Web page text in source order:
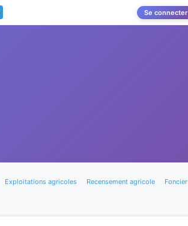
Se connecter
Exploitations agricoles Recensement agricole
Foncier